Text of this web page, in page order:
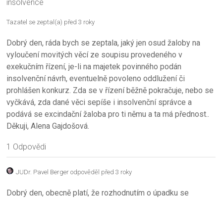
insolvence
Tazatel se zeptal(a) před 3 roky
Dobrý den, ráda bych se zeptala, jaký jen osud žaloby na
vyloučení movitých věcí ze soupisu provedeného v
exekučním řízení, je-li na majetek povinného podán
insolvenční návrh, eventuelně povoleno oddlužení či
prohlášen konkurz. Zda se v řízení běžně pokračuje, nebo se
vyčkává, zda dané věci sepíše i insolvenční správce a
podává se excindační žaloba pro ti němu a ta má přednost..
Děkuji, Alena Gajdošová.
1 Odpovědi
JUDr. Pavel Bergerodpověděl před 3 roky
Dobrý den, obecně platí, že rozhodnutím o úpadku se